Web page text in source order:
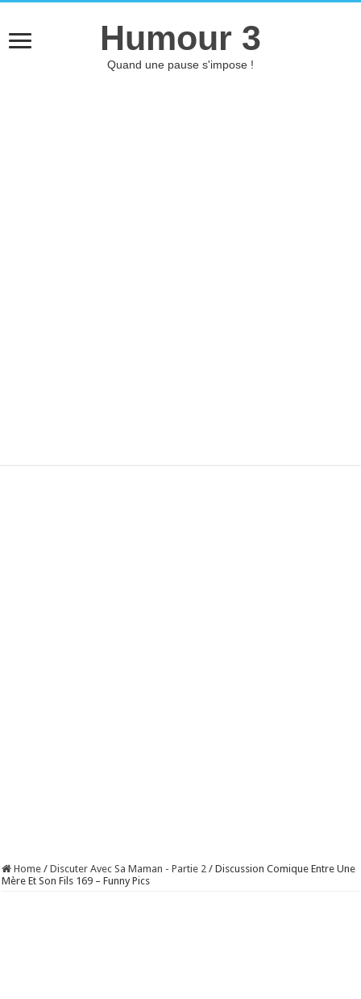
Humour 3
Quand une pause s'impose !
Home / Discuter Avec Sa Maman - Partie 2 / Discussion Comique Entre Une
Mère Et Son Fils 169 – Funny Pics